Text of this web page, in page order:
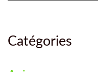
Catégories